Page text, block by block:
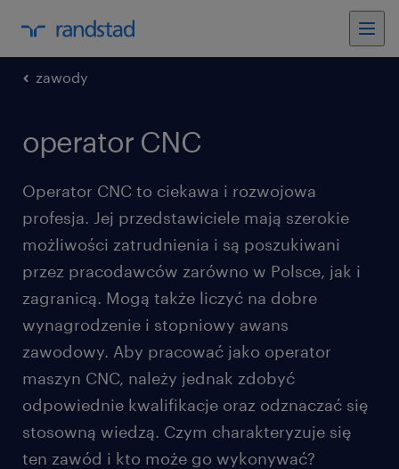
zawody
operator CNC
Operator CNC to ciekawa i rozwojowa
profesja. Jej przedstawiciele mają szerokie
możliwości zatrudnienia i są poszukiwani
przez pracodawców zarówno w Polsce, jak i
zagranicą. Mogą także liczyć na dobre
wynagrodzenie i stopniowy awans
zawodowy. Aby pracować jako operator
maszyn CNC, należy jednak zdobyć
odpowiednie kwalifikacje oraz odznaczać się
stosowną wiedzą. Czym charakteryzuje się
ten zawód i kto może go wykonywać?